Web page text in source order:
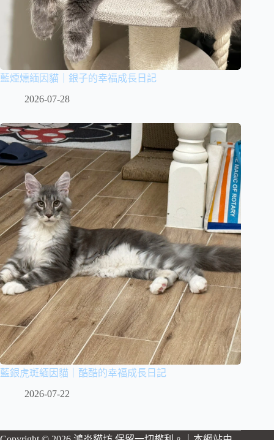
藍煙燻緬因貓｜銀子的幸福成長日記
2026-07-28
藍銀虎斑緬因貓｜酷酷的幸福成長日記
2026-07-22